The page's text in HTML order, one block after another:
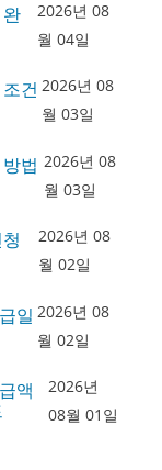
2026년 08
월 04일
건 2026년 08
월 03일
법 2026년 08
월 03일
2026년 08
월 02일
일 2026년 08
월 02일
액
2026년
08월 01일